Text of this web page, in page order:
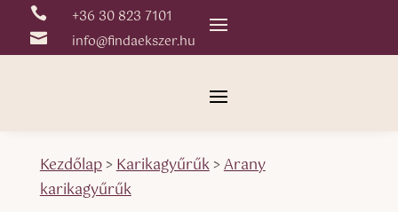
 +36 30 823 7101
 info@findaekszer.hu
Kezdőlap>Karikagyűrűk>Arany
karikagyűrűk